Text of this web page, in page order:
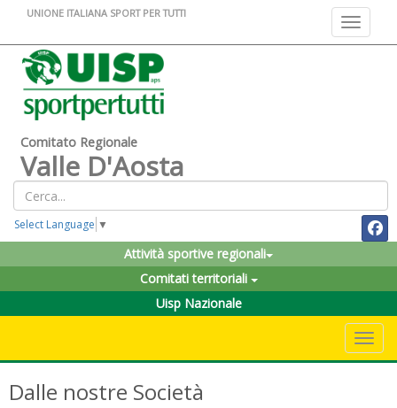
Toggle
UNIONE ITALIANA SPORT PER TUTTI
Comitato Regionale
Valle D'Aosta
Select Language ▼
Attività sportive regionali
Comitati territoriali
Uisp Nazionale
Dalle nostre Società